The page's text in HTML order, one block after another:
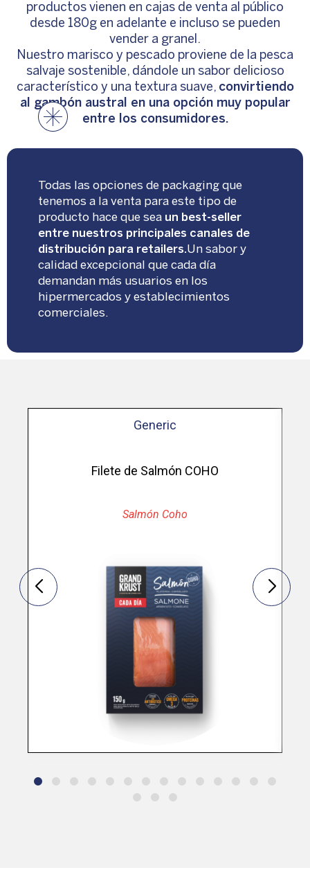
productos vienen en cajas de venta al público
desde 180g en adelante e incluso se pueden
vender a granel.
Nuestro marisco y pescado proviene de la pesca
salvaje sostenible, dándole un sabor delicioso
característico y una textura suave, convirtiendo
al gambón austral en una opción muy popular
entre los consumidores.
Todas las opciones de packaging que
tenemos a la venta para este tipo de
producto hace que sea un best-seller
entre nuestros principales canales de
distribución para retailers.Un sabor y
calidad excepcional que cada día
demandan más usuarios en los
hipermercados y establecimientos
comerciales.
Generic
Filete de Salmón COHO
Salmón Coho